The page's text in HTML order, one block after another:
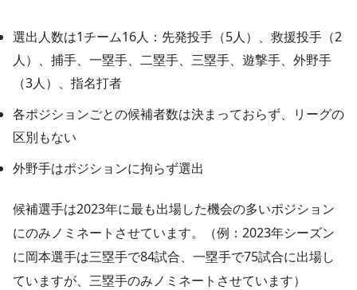
選出人数は1チーム16人：先発投手（5人）、救援投手（2
人）、捕手、一塁手、二塁手、三塁手、遊撃手、外野手
（3人）、指名打者
各ポジションごとの候補者数は決まっておらず、リーグの
区別もない
外野手はポジションに拘らず選出
候補選手は2023年に最も出場した機会の多いポジション
にのみノミネートさせています。（例：2023年シーズン
に岡本選手は三塁手で84試合、一塁手で75試合に出場し
ていますが、三塁手のみノミネートさせています）